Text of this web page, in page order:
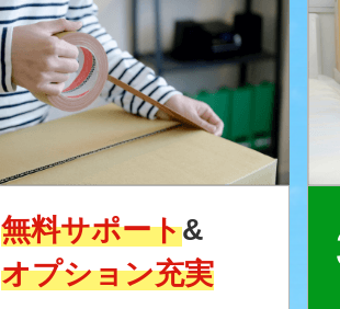
無料サポート&
オプション充実